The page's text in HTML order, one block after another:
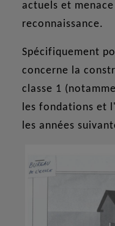
actuels et
reconnaissance.
Spécifiquement
concerne la
classe 1
les fondations et
les années